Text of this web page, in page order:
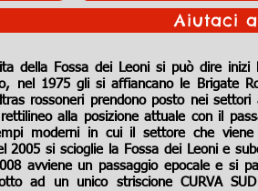
Aiutaci
della Fossa dei Leoni si può dire inizi
nel 1975 gli si affiancano le Brigate
rossoneri prendono posto nei settori
alla posizione attuale con il
moderni in cui il settore che
2005 si scioglie la Fossa dei Leoni e
avviene un passaggio epocale e si
ad un unico striscione CURVA